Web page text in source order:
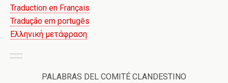
Traduction en Français
Tradução em portugês
Ελληνική μετάφραση
::::::::
PALABRAS DEL COMITÉ CLANDESTINO